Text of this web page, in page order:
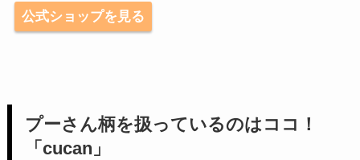
公式ショップを見る
プーさん柄を扱っているのはココ！
「cucan」